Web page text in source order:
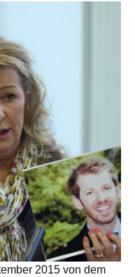
2015 von dem